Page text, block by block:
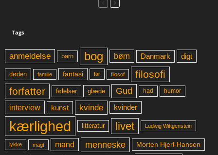
Tags
anmeldelse barn bog børn Danmark digt
døden familie fantasi far filosof
filosofi
forfatter
følelser glæde Gud had humor
interview kunst kvinde kvinder
kærlighed litteratur livet Ludwig Wittgenstein
lykke magt mand menneske Morten Hjerl-Hansen